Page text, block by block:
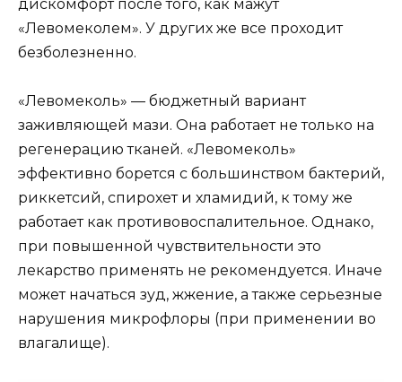
дискомфорт после того, как мажут
«Левомеколем». У других же все проходит
безболезненно.
«Левомеколь» — бюджетный вариант
заживляющей мази. Она работает не только на
регенерацию тканей. «Левомеколь»
эффективно борется с большинством бактерий,
риккетсий, спирохет и хламидий, к тому же
работает как противовоспалительное. Однако,
при повышенной чувствительности это
лекарство применять не рекомендуется. Иначе
может начаться зуд, жжение, а также серьезные
нарушения микрофлоры (при применении во
влагалище).